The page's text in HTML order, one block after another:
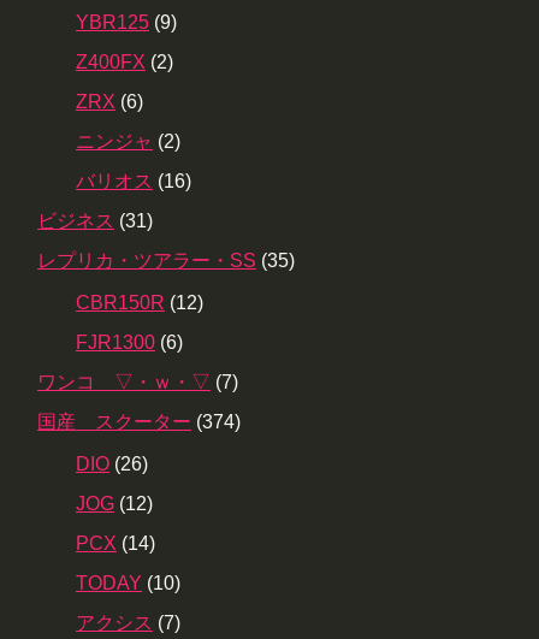
YBR125 (9)
Z400FX (2)
ZRX (6)
ニンジャ (2)
バリオス (16)
ビジネス (31)
レプリカ・ツアラー・SS (35)
CBR150R (12)
FJR1300 (6)
ワンコ ▽・ｗ・▽ (7)
国産 スクーター (374)
DIO (26)
JOG (12)
PCX (14)
TODAY (10)
アクシス (7)